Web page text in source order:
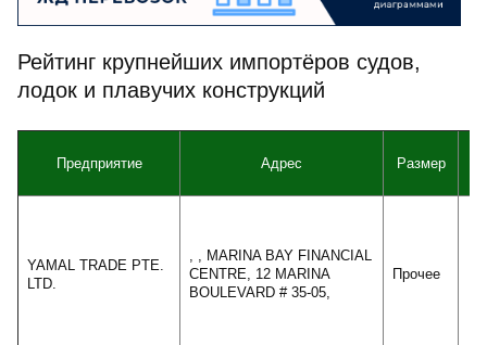
Рейтинг крупнейших импортёров судов,
лодок и плавучих конструкций
Предприятие Адрес Размер
YAMAL TRADE PTE.
LTD.
, , MARINA BAY FINANCIAL
CENTRE, 12 MARINA
BOULEVARD # 35-05,
Прочее